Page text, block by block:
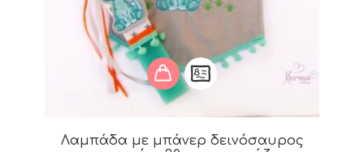
Λαμπάδα με μπάνερ δεινόσαυρος